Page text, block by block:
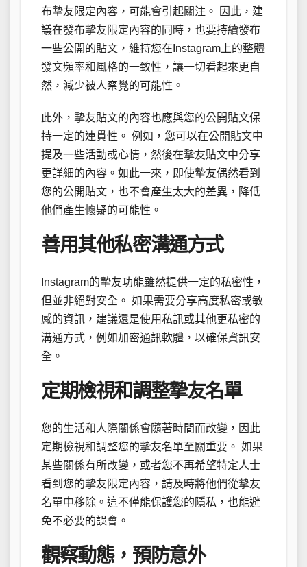
布摯友限定內容，可能會引起關注。 因此，建
議在發布摯友限定內容的同時，也要持續發布
一些公開的貼文，維持您在Instagram上的整體
發文頻率和風格的一致性，讓一切看起來更自
然，減少被人察覺的可能性。
此外，摯友貼文的內容也應與您的公開貼文保
持一定的連貫性。 例如，您可以在公開貼文中
提及一些活動或心情，然後在摯友貼文中分享
更詳細的內容。如此一來，即使摯友偶然看到
您的公開貼文，也不會產生太大的差異，降低
他們產生懷疑的可能性。
善用其他私密溝通方式
Instagram的摯友功能雖然提供一定的私密性，
但並非絕對安全。 如果需要分享高度私密或敏
感的資訊，建議還是使用私訊或其他更私密的
溝通方式，例如加密通訊軟體，以確保資訊安
全。
定期檢視和調整摯友名單
您的生活和人際關係會隨著時間而改變，因此
定期檢視和調整您的摯友名單至關重要。 如果
某些關係有所改變，或者您不再希望特定人士
看到您的摯友限定內容，請及時將他們從摯友
名單中移除。這不僅能保護您的隱私，也能避
免不必要的誤會。
觀察動態，預防意外